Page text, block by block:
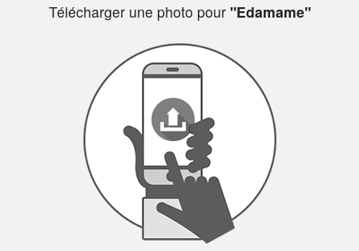
Télécharger une photo pour"Edamame"